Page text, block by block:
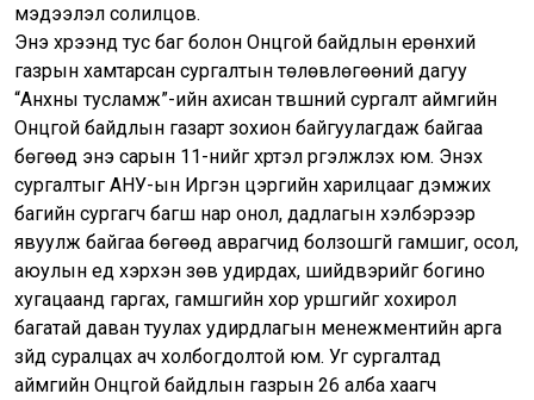
мэдээлэл солилцов.
Энэ хүрээнд тус баг болон Онцгой байдлын ерөнхий
газрын хамтарсан сургалтын төлөвлөгөөний дагуу
“Анхны тусламж”-ийн ахисан түвшний сургалт аймгийн
Онцгой байдлын газарт зохион байгуулагдаж байгаа
бөгөөд энэ сарын 11-нийг хүртэл үргэлжлэх юм. Энэхүү
сургалтыг АНУ-ын Иргэн цэргийн харилцааг дэмжих
багийн сургагч багш нар онол, дадлагын хэлбэрээр
явуулж байгаа бөгөөд аврагчид болзошгүй гамшиг, осол,
аюулын үед хэрхэн зөв удирдах, шийдвэрийг богино
хугацаанд гаргах, гамшгийн хор уршгийг хохирол
багатай даван туулах удирдлагын менежментийн арга
зүйд суралцах ач холбогдолтой юм. Уг сургалтад
аймгийн Онцгой байдлын газрын 26 алба хаагч